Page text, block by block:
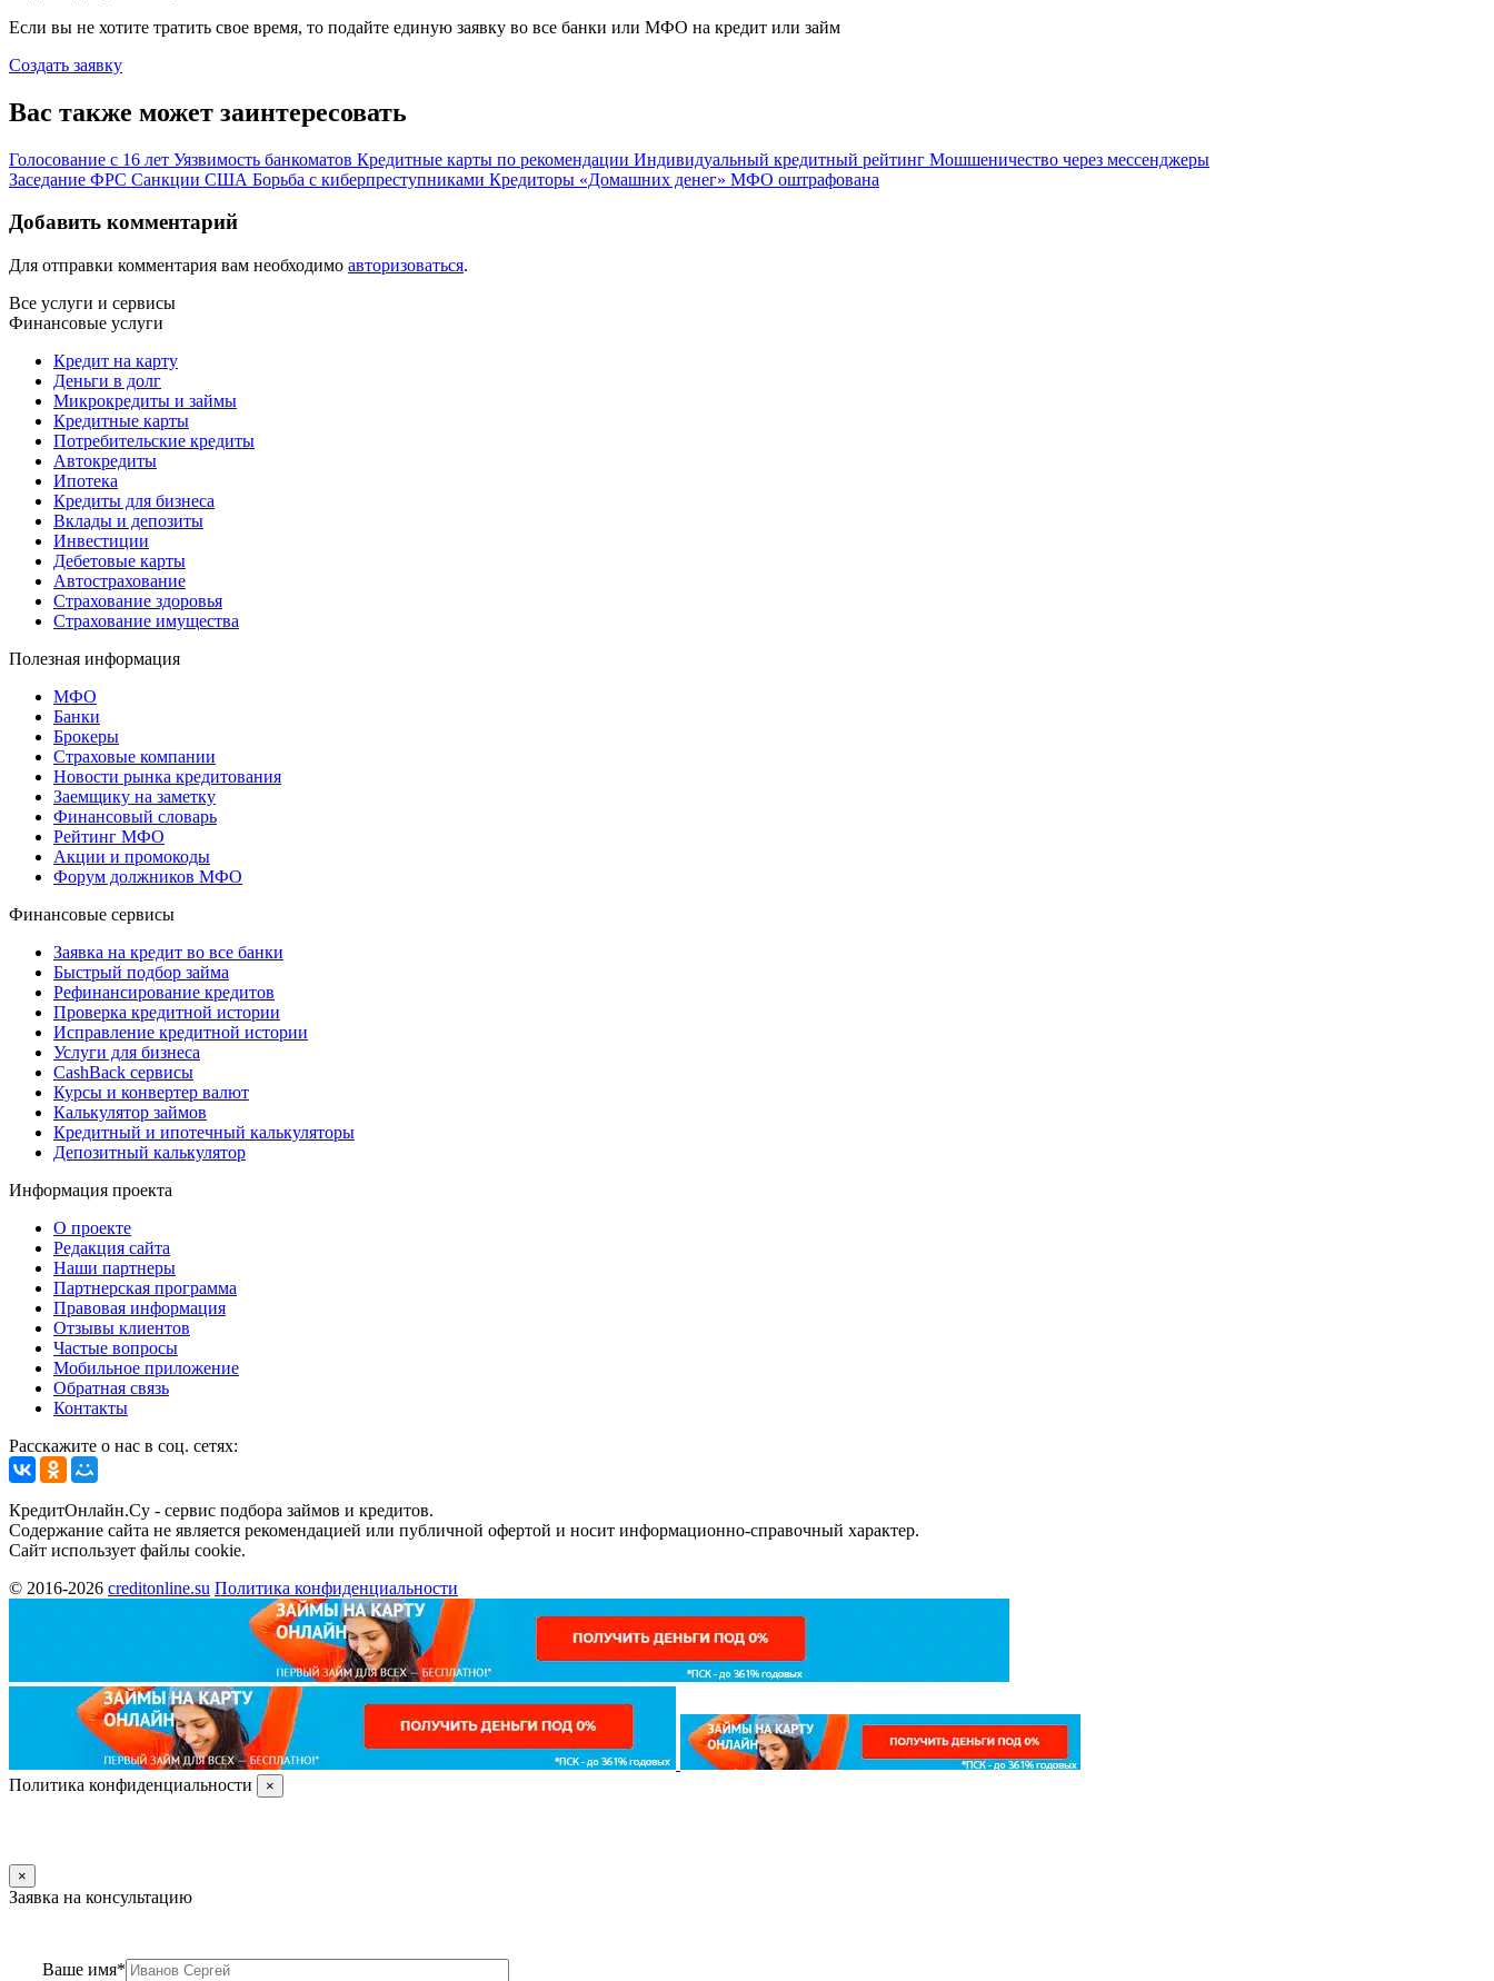
Если вы не хотите тратить свое время, то подайте единую заявку во все банки или МФО на кредит или займ
Создать заявку
Вас также может заинтересовать
Голосование с 16 лет Уязвимость банкоматов Кредитные карты по рекомендации Индивидуальный кредитный рейтинг Мошшеничество через мессенджеры
Заседание ФРС Санкции США Борьба с киберпреступниками Кредиторы «Домашних денег» МФО оштрафована
Добавить комментарий
Для отправки комментария вам необходимо авторизоваться.
Все услуги и сервисы
Финансовые услуги
Кредит на карту
Деньги в долг
Микрокредиты и займы
Кредитные карты
Потребительские кредиты
Автокредиты
Ипотека
Кредиты для бизнеса
Вклады и депозиты
Инвестиции
Дебетовые карты
Автострахование
Страхование здоровья
Страхование имущества
Полезная информация
МФО
Банки
Брокеры
Страховые компании
Новости рынка кредитования
Заемщику на заметку
Финансовый словарь
Рейтинг МФО
Акции и промокоды
Форум должников МФО
Финансовые сервисы
Заявка на кредит во все банки
Быстрый подбор займа
Рефинансирование кредитов
Проверка кредитной истории
Исправление кредитной истории
Услуги для бизнеса
CashBack сервисы
Курсы и конвертер валют
Калькулятор займов
Кредитный и ипотечный калькуляторы
Депозитный калькулятор
Информация проекта
О проекте
Редакция сайта
Наши партнеры
Партнерская программа
Правовая информация
Отзывы клиентов
Частые вопросы
Мобильное приложение
Обратная связь
Контакты
Расскажите о нас в соц. сетях:
КредитОнлайн.Су - сервис подбора займов и кредитов.
Содержание сайта не является рекомендацией или публичной офертой и носит информационно-справочный характер.
Сайт использует файлы cookie.
© 2016-2026 creditonline.su Политика конфиденциальности
Политика конфиденциальности ×
×
Заявка на консультацию
Ваше имя*